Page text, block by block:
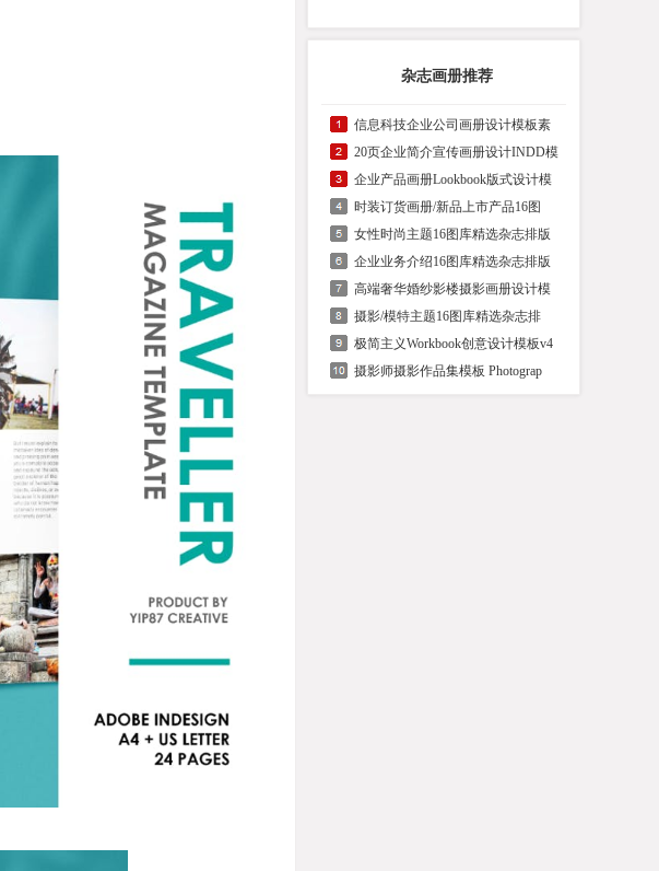
杂志画册推荐
信息科技企业公司画册设计模板素
20页企业简介宣传画册设计INDD模
企业产品画册Lookbook版式设计模
时装订货画册/新品上市产品16图
女性时尚主题16图库精选杂志排版
企业业务介绍16图库精选杂志排版
高端奢华婚纱影楼摄影画册设计模
摄影/模特主题16图库精选杂志排
极简主义Workbook创意设计模板v4
摄影师摄影作品集模板 Photograp